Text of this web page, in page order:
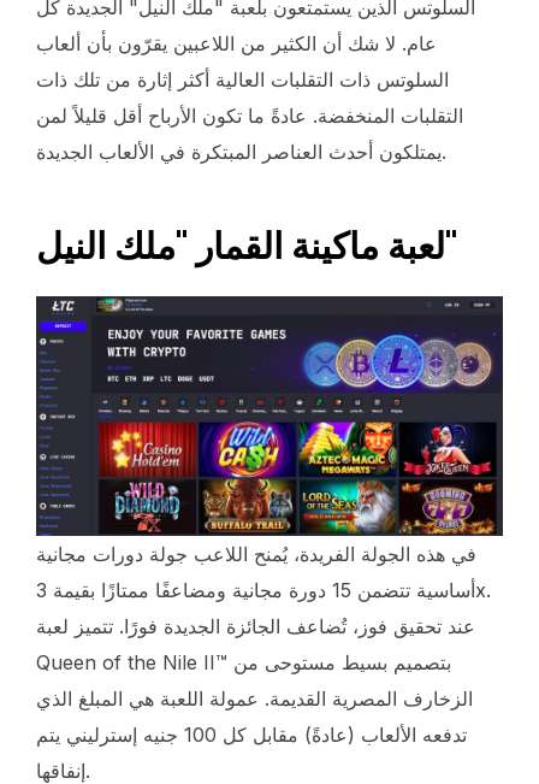
السلوتس الذين يستمتعون بلعبة "ملك النيل" الجديدة كل
عام. لا شك أن الكثير من اللاعبين يقرّون بأن ألعاب
السلوتس ذات التقلبات العالية أكثر إثارة من تلك ذات
التقلبات المنخفضة. عادةً ما تكون الأرباح أقل قليلاً لمن
يمتلكون أحدث العناصر المبتكرة في الألعاب الجديدة.
لعبة ماكينة القمار "ملك النيل"
في هذه الجولة الفريدة، يُمنح اللاعب جولة دورات مجانية
أساسية تتضمن 15 دورة مجانية ومضاعفًا ممتازًا بقيمة 3x.
عند تحقيق فوز، تُضاعف الجائزة الجديدة فورًا. تتميز لعبة
Queen of the Nile II™ بتصميم بسيط مستوحى من
الزخارف المصرية القديمة. عمولة اللعبة هي المبلغ الذي
تدفعه الألعاب (عادةً) مقابل كل 100 جنيه إسترليني يتم
إنفاقها.